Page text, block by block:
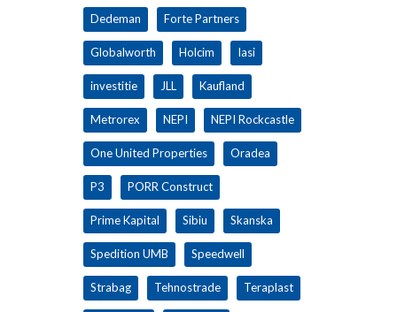
Dedeman Forte Partners
Globalworth Holcim Iasi
investitie JLL Kaufland
Metrorex NEPI NEPI Rockcastle
One United Properties Oradea
P3 PORR Construct
Prime Kapital Sibiu Skanska
Spedition UMB Speedwell
Strabag Tehnostrade Teraplast